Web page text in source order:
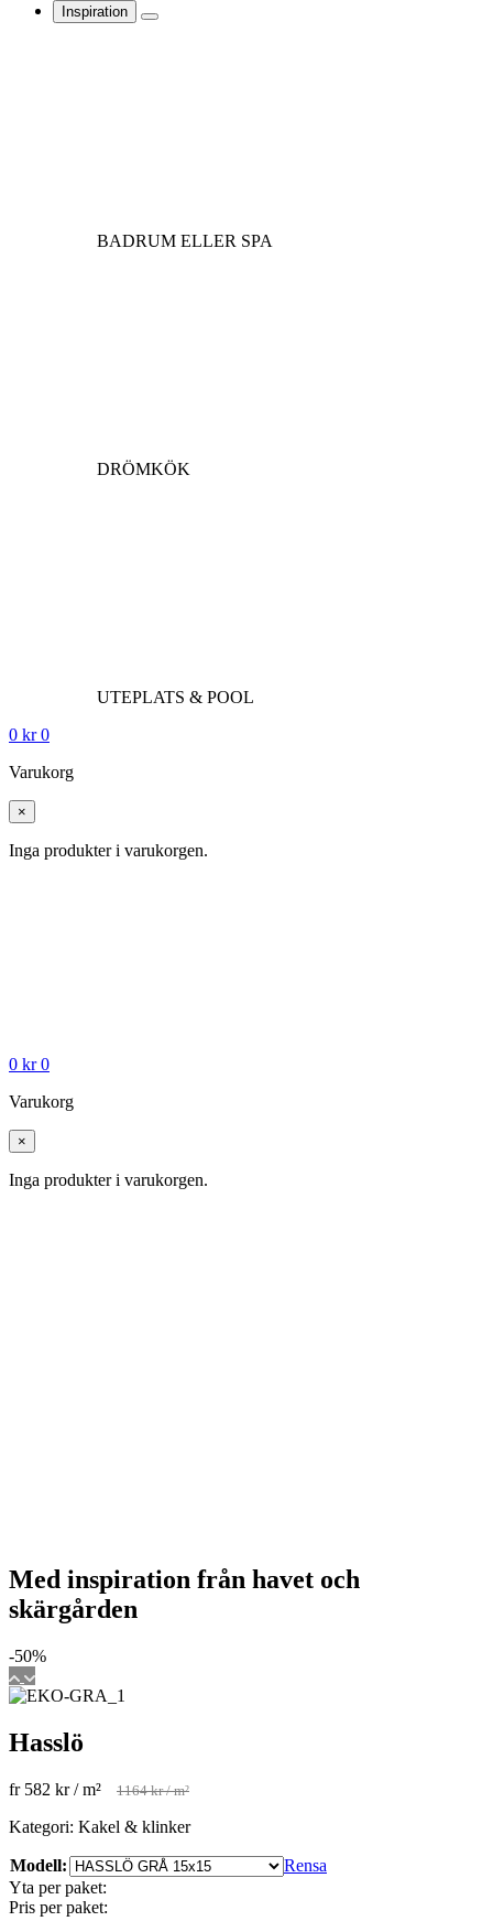
Inspiration
BADRUM ELLER SPA
DRÖMKÖK
UTEPLATS & POOL
0 kr 0
Varukorg
×
Inga produkter i varukorgen.
0 kr 0
Varukorg
×
Inga produkter i varukorgen.
Med inspiration från havet och
skärgården
-50%
Hasslö
fr 582 kr/ m² 1164kr/ m²
Kategori: Kakel & klinker
Modell:
Rensa
Yta per paket:
Pris per paket: